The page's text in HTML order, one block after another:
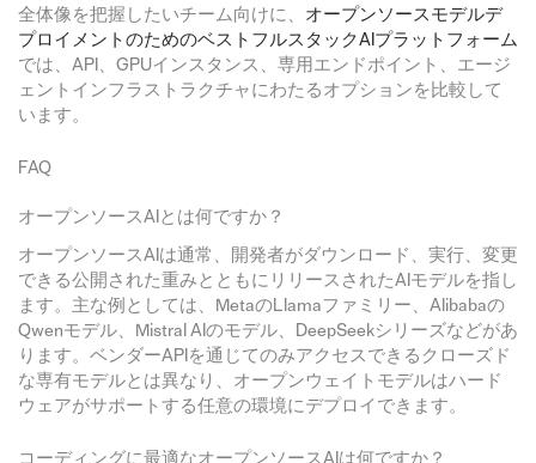
全体像を把握したいチーム向けに、 オープンソースモデルデ
プロイメントのためのベストフルスタックAIプラットフォーム
では、API、GPUインスタンス、専用エンドポイント、エージ
ェントインフラストラクチャにわたるオプションを比較して
います。
FAQ
オープンソースAIとは何ですか？
オープンソースAIは通常、開発者がダウンロード、実行、変更
できる公開された重みとともにリリースされたAIモデルを指し
ます。主な例としては、MetaのLlamaファミリー、Alibabaの
Qwenモデル、Mistral AIのモデル、DeepSeekシリーズなどがあ
ります。ベンダーAPIを通じてのみアクセスできるクローズド
な専有モデルとは異なり、オープンウェイトモデルはハード
ウェアがサポートする任意の環境にデプロイできます。
コーディングに最適なオープンソースAIは何ですか？